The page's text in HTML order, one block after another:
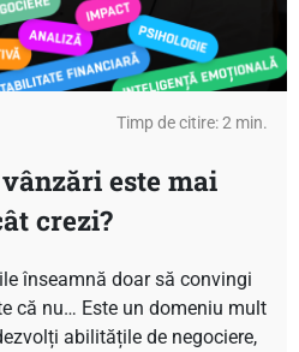
Timp de citire: 2 min.
este mai
crezi?
înseamnă doar să convingi
că nu… Este un domeniu mult
abilitățile de negociere,